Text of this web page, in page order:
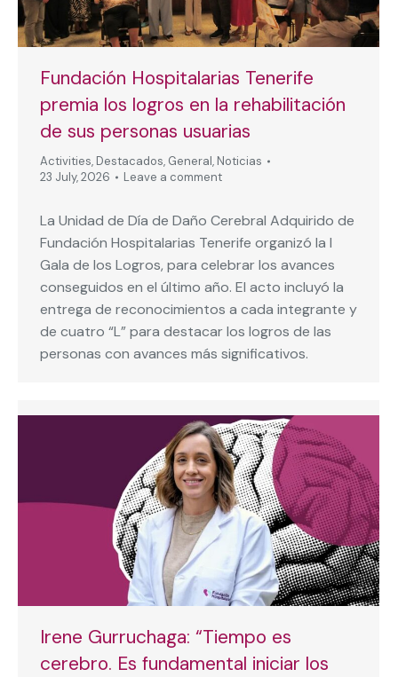
Fundación Hospitalarias Tenerife
premia los logros en la rehabilitación
de sus personas usuarias
Activities, Destacados, General, Noticias
23 July, 2026
Leave a comment
La Unidad de Día de Daño Cerebral Adquirido de
Fundación Hospitalarias Tenerife organizó la I
Gala de los Logros, para celebrar los avances
conseguidos en el último año. El acto incluyó la
entrega de reconocimientos a cada integrante y
de cuatro “L” para destacar los logros de las
personas con avances más significativos.
Irene Gurruchaga: “Tiempo es
cerebro. Es fundamental iniciar los